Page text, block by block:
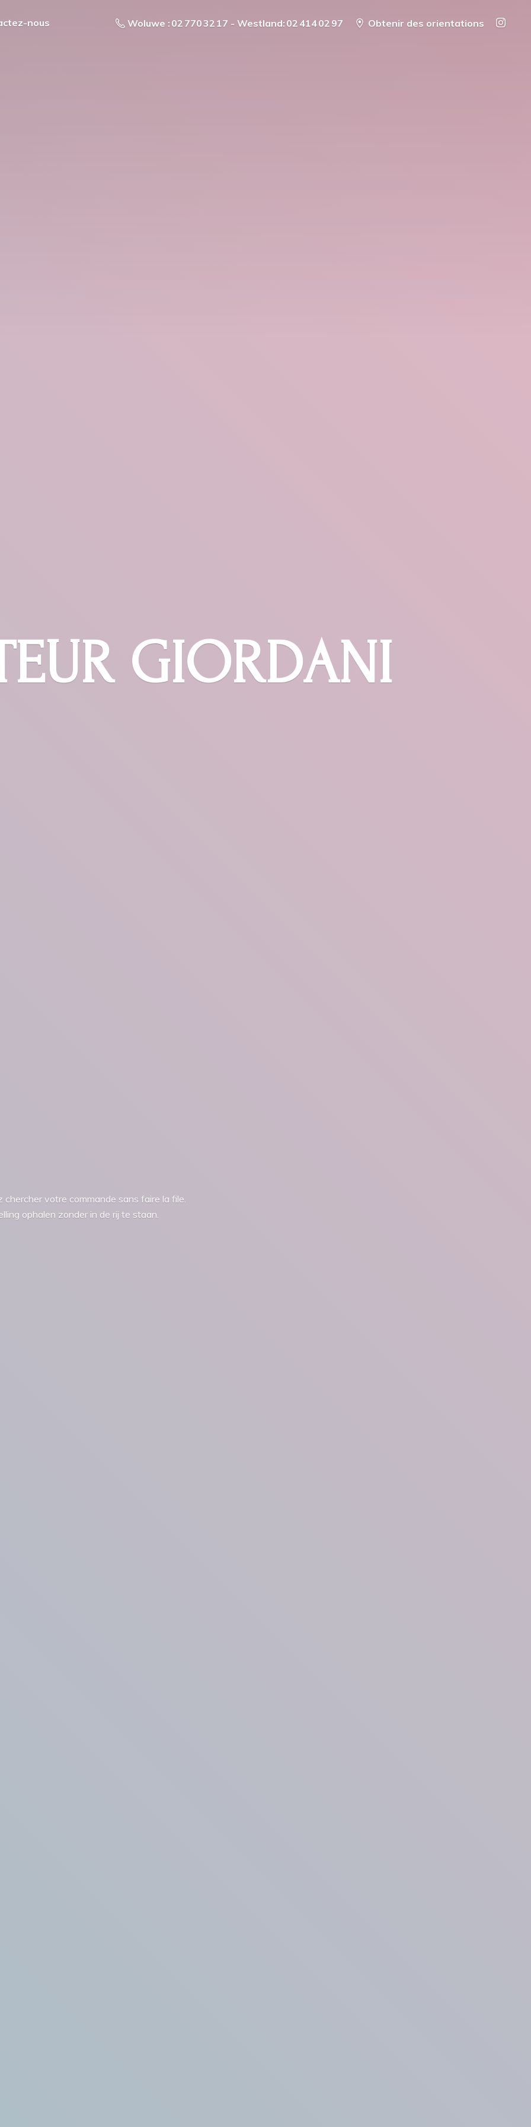
nous Woluwe : 02 770 32 17 - Westland: 02 414 02 97 Obtenir des orientations
GIORDANI
votre commande sans faire la file.
ophalen zonder in de rij te staan.